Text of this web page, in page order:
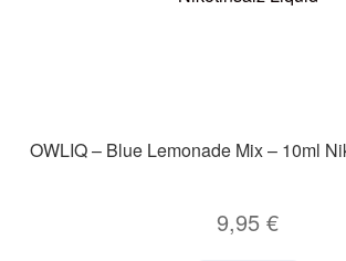
OWLIQ – Blue Lemonade Mix – 10ml
9,95 €